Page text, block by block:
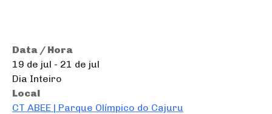
Data / Hora
19 de jul - 21 de jul
Dia Inteiro
Local
CT ABEE | Parque Olímpico do Cajuru